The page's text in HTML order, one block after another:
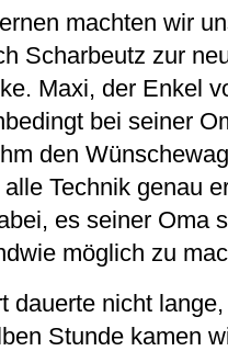
machten wir
Scharbeutz zur
Maxi, der Enkel
bei seiner
den
Technik genau
es seiner Oma
möglich zu
dauerte nicht
Stunde kamen